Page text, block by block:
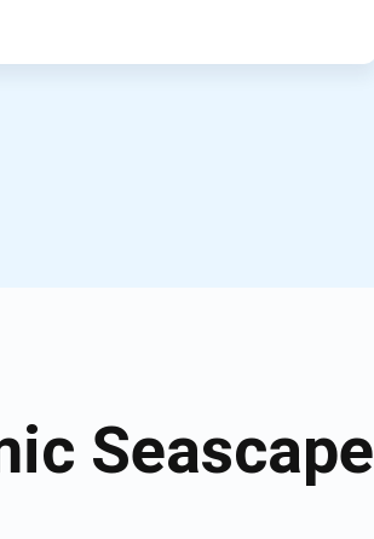
Seascape